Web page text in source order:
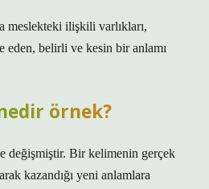
meslekteki ilişkili varlıkları,
eden, belirli ve kesin bir anlamı
örnek?
değişmiştir. Bir kelimenin gerçek
kazandığı yeni anlamlara